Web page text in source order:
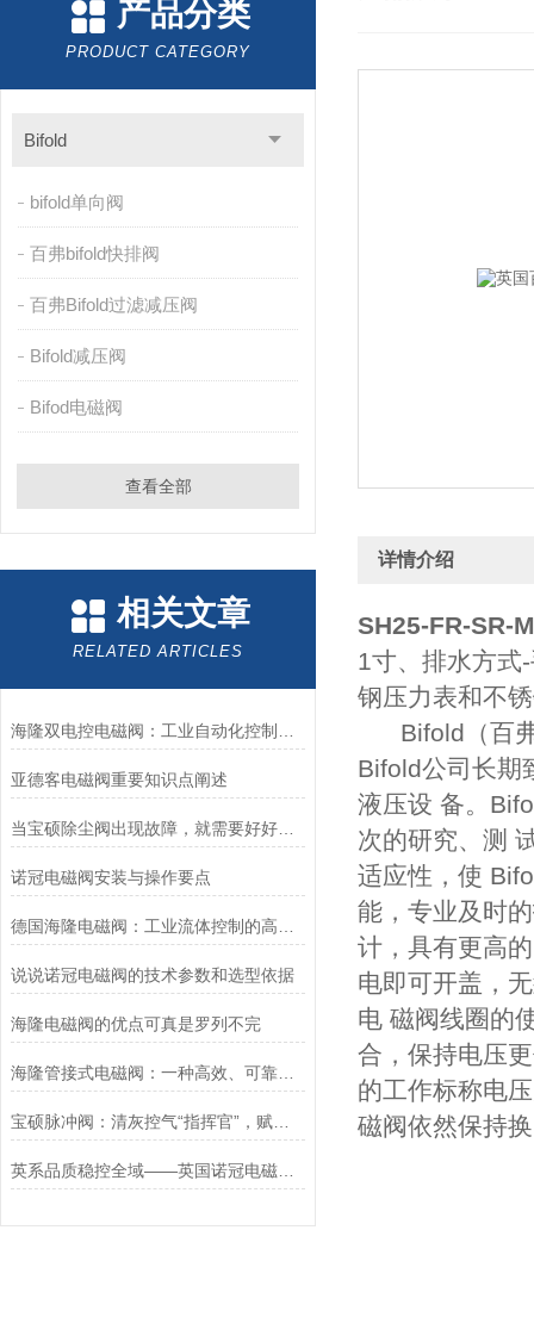
产品分类
PRODUCT CATEGORY
Bifold
bifold单向阀
百弗bifold快排阀
百弗Bifold过滤减压阀
Bifold减压阀
Bifod电磁阀
查看全部
相关文章
RELATED ARTICLES
亚德客电磁阀重要知识点阐述
当宝硕除尘阀出现故障，就需要好好检查这五个部位
诺冠电磁阀安装与操作要点
说说诺冠电磁阀的技术参数和选型依据
海隆电磁阀的优点可真是罗列不完
宝硕脉冲阀：清灰控气“指挥官”，赋能工业除尘高效运行
英系品质稳控全域——英国诺冠电磁阀专属方案
详情介绍
SH25-FR-SR-
1寸、排水方式
钢压力表和不
Bifold（百弗
Bifold公司长期
液压设 备。
次的研究、测
适应性，使
能，专业及时
计，具有更高
电即可开盖，
电 磁阀线圈的
合，保持电压
的工作标称电
磁阀依然保持